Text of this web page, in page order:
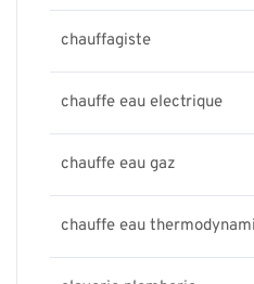
chauffagiste
chauffe eau electrique
chauffe eau gaz
chauffe eau